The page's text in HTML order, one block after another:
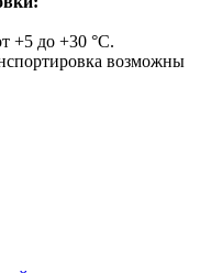
+5 до +30 °C.
возможны